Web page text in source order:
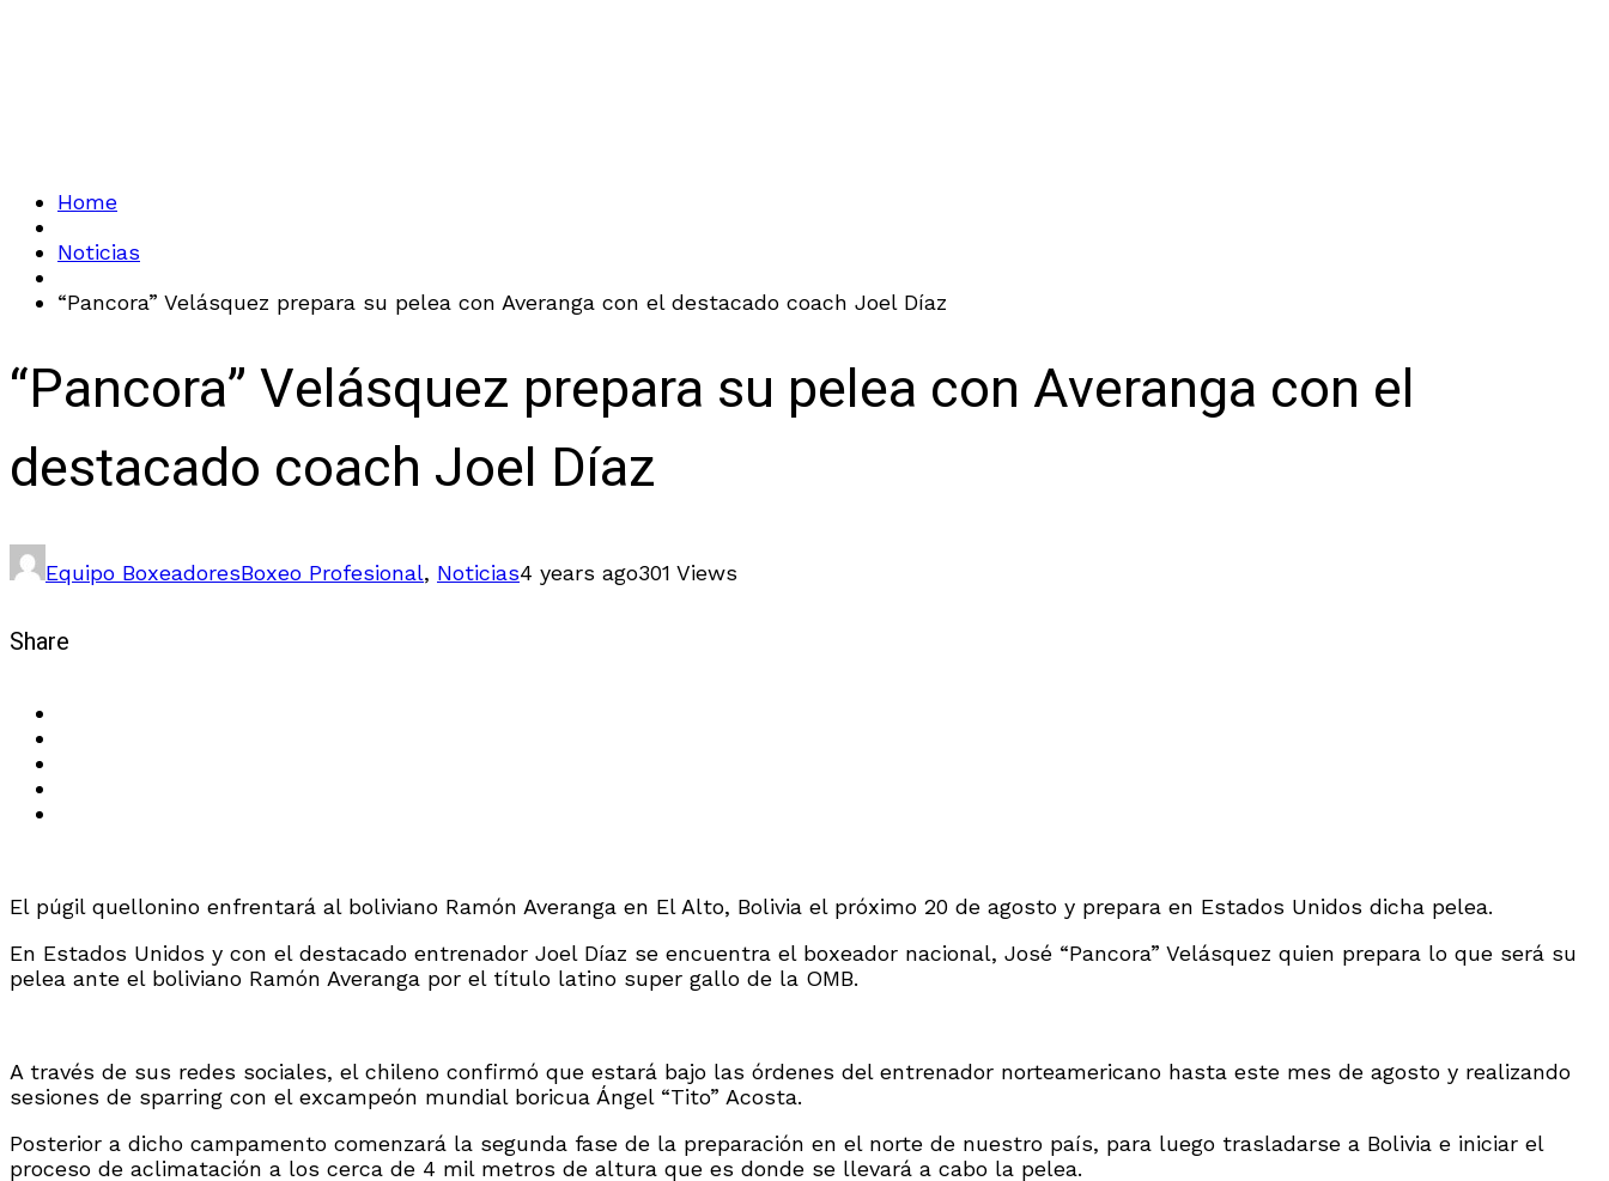
Home
Noticias
“Pancora” Velásquez prepara su pelea con Averanga con el destacado coach Joel Díaz
“Pancora” Velásquez prepara su pelea con Averanga con el
destacado coach Joel Díaz
Equipo BoxeadoresBoxeo Profesional, Noticias4 years ago301 Views
Share
El púgil quellonino enfrentará al boliviano Ramón Averanga en El Alto, Bolivia el próximo 20 de agosto y prepara en Estados Unidos dicha pelea.
En Estados Unidos y con el destacado entrenador Joel Díaz se encuentra el boxeador nacional, José “Pancora” Velásquez quien prepara lo que será su
pelea ante el boliviano Ramón Averanga por el título latino super gallo de la OMB.
A través de sus redes sociales, el chileno confirmó que estará bajo las órdenes del entrenador norteamericano hasta este mes de agosto y realizando
sesiones de sparring con el excampeón mundial boricua Ángel “Tito” Acosta.
Posterior a dicho campamento comenzará la segunda fase de la preparación en el norte de nuestro país, para luego trasladarse a Bolivia e iniciar el
proceso de aclimatación a los cerca de 4 mil metros de altura que es donde se llevará a cabo la pelea.